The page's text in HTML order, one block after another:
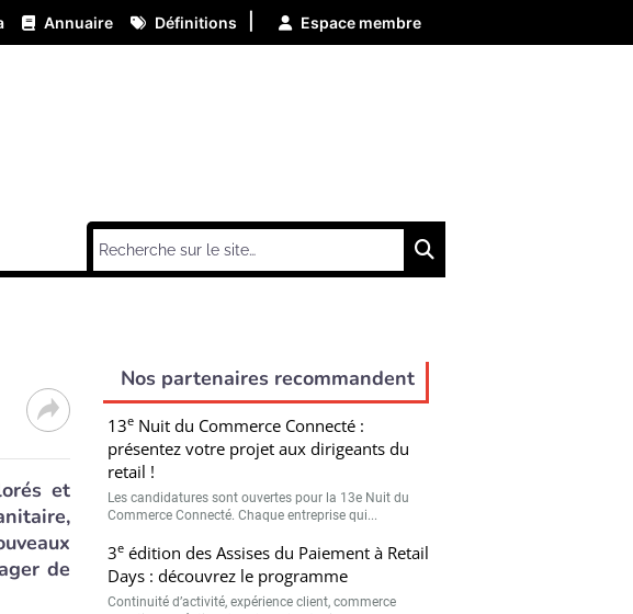
Annuaire Définitions Espace membre
et
de
Nos partenaires recommandent
13eNuit du Commerce Connecté :
présentez votre projet aux dirigeants du
retail !
Les candidatures sont ouvertes pour la 13e Nuit du
Commerce Connecté. Chaque entreprise qui...
3eédition des Assises du Paiement à Retail
Days : découvrez le programme
Continuité d’activité, expérience client, commerce